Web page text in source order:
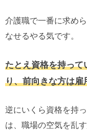
介護職で一番に求め
なせるやる気です。
たとえ資格を持って
り、前向きな方は雇
逆にいくら資格を持
は、職場の空気を乱